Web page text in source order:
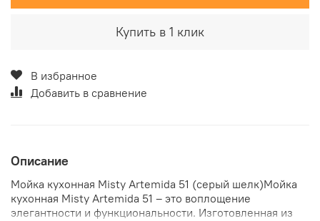
Купить в 1 клик
В избранное
Добавить в сравнение
Описание
Мойка кухонная Misty Artemida 51 (серый шелк)Мойка
кухонная Misty Artemida 51 – это воплощение
элегантности и функциональности. Изготовленная из